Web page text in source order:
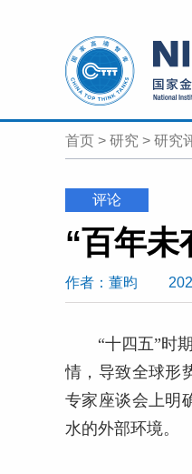
首页 > 研究 > 研究
评论
“百年未
作者 ：董昀
“十四五”时
情，导致全球形
专家座谈会上明
水的外部环境。